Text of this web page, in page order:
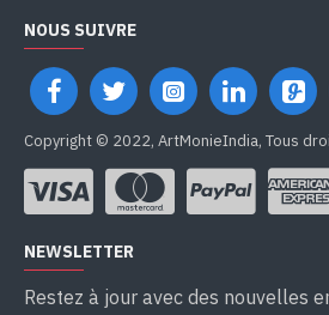
NOUS SUIVRE
Copyright © 2022, ArtMonieIndia, Tous
NEWSLETTER
Restez à jour avec des nouvelles